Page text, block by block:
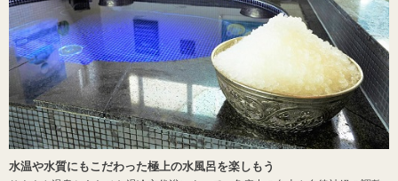
水温や水質にもこだわった極上の水風呂を楽しもう